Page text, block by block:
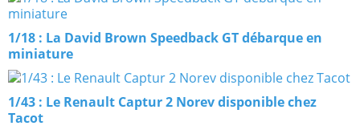
1/18 : La David Brown Speedback GT débarque en
miniature
1/43 : Le Renault Captur 2 Norev disponible chez
Tacot